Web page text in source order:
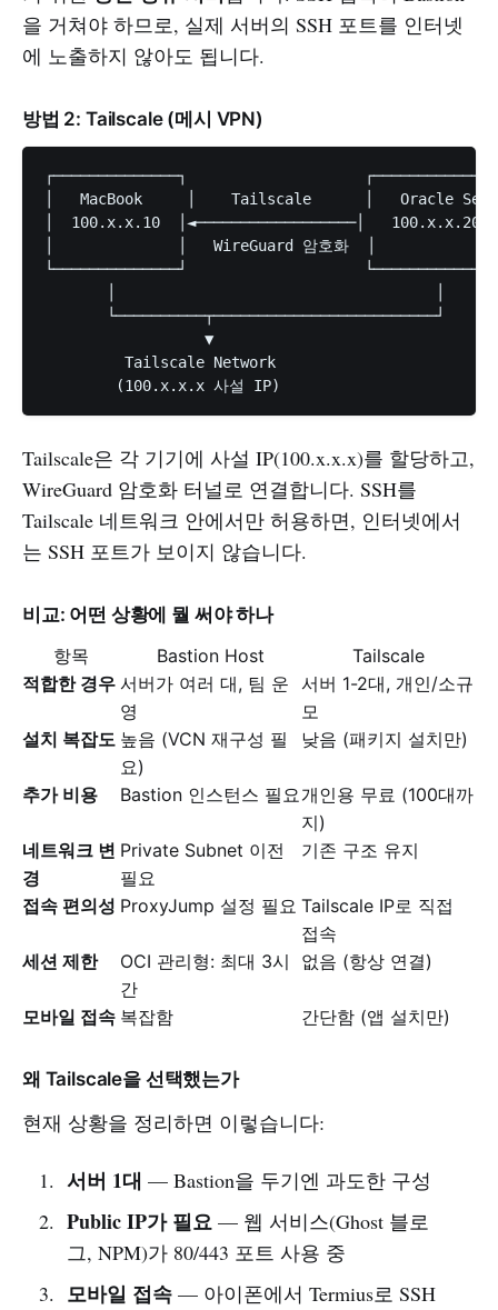
을 거쳐야 하므로, 실제 서버의 SSH 포트를 인터넷
에 노출하지 않아도 됩니다.
방법 2: Tailscale (메시 VPN)
┌──────────────┐
│   MacBook     │    Tailscale      │   Oracle
│  100.x.x.10  │◄──────────────────│
│              │   WireGuard 암호화  │
└──────────────┘
       └──────────┬─────────────────────────┘
                  ▼
         Tailscale Network
Tailscale은 각 기기에 사설 IP(100.x.x.x)를 할당하고,
WireGuard 암호화 터널로 연결합니다. SSH를
Tailscale 네트워크 안에서만 허용하면, 인터넷에서
는 SSH 포트가 보이지 않습니다.
비교: 어떤 상황에 뭘 써야 하나
항목
Bastion Host
Tailscale
적합한 경우 서버가 여러 대, 팀 운
영
서버 1-2대, 개인/소규
모
설치 복잡도 높음 (VCN 재구성 필
요)
낮음 (패키지 설치만)
추가 비용 Bastion 인스턴스 필요 개인용 무료 (100대까
지)
네트워크 변
경
Private Subnet 이전
필요
기존 구조 유지
접속 편의성 ProxyJump 설정 필요 Tailscale IP로 직접
접속
세션 제한
OCI 관리형: 최대 3시
간
없음 (항상 연결)
모바일 접속 복잡함 간단함 (앱 설치만)
왜 Tailscale을 선택했는가
현재 상황을 정리하면 이렇습니다:
서버 1대 — Bastion을 두기엔 과도한 구성
Public IP가 필요— 웹 서비스(Ghost 블로
그, NPM)가 80/443 포트 사용 중
모바일 접속— 아이폰에서 Termius로 SSH